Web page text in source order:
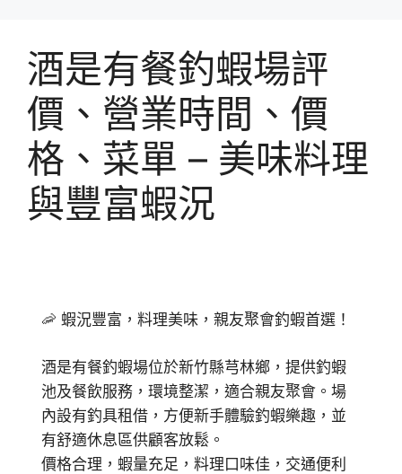
酒是有餐釣蝦場評
價、營業時間、價
格、菜單 – 美味料理
與豐富蝦況
🦐 蝦況豐富，料理美味，親友聚會釣蝦首選！
酒是有餐釣蝦場位於新竹縣芎林鄉，提供釣蝦
池及餐飲服務，環境整潔，適合親友聚會。場
內設有釣具租借，方便新手體驗釣蝦樂趣，並
有舒適休息區供顧客放鬆。
價格合理，蝦量充足，料理口味佳，交通便利